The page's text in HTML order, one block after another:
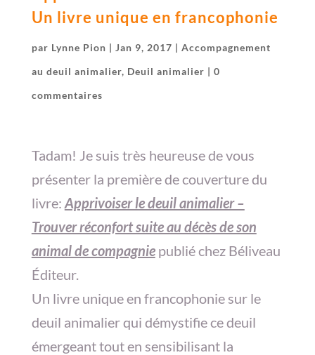
Un livre unique en francophonie
par Lynne Pion | Jan 9, 2017 | Accompagnement
au deuil animalier, Deuil animalier | 0
commentaires
Tadam! Je suis très heureuse de vous
présenter la première de couverture du
livre: Apprivoiser le deuil animalier –
Trouver réconfort suite au décès de son
animal de compagniepublié chez Béliveau
Éditeur.
Un livre unique en francophonie sur le
deuil animalier qui démystifie ce deuil
émergeant tout en sensibilisant la